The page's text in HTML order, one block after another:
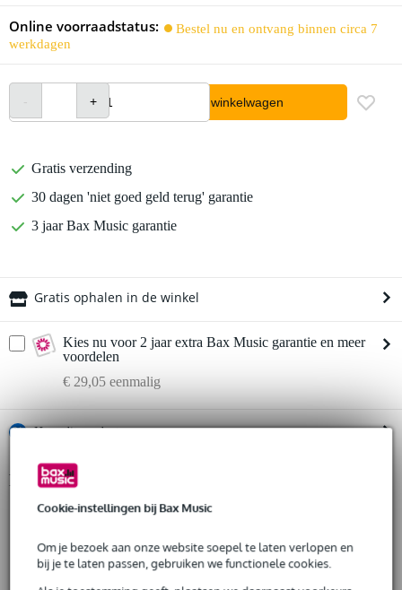
Cookie-instellingen bij Bax Music
Om je bezoek aan onze website soepel te laten verlopen en
bij je te laten passen, gebruiken we functionele cookies.
Online voorraadstatus:
Bestel nu en ontvang binnen circa 7
werkdagen
In winkelwagen
Gratis verzending
30 dagen 'niet goed geld terug' garantie
3 jaar Bax Music garantie
Gratis ophalen in de winkel
Kies nu voor 2 jaar extra Bax Music garantie en meer
voordelen
€ 29,05 eenmalig
% Huur dit product
Huur dit product al vanaf 42 euro per maand
Huur meerdere producten tegelijk: min. € 300,- en max.
Al na 4 maanden maandelijks opzegbaar
De mogelijkheid om je product(en) met korting te kopen
Productinformatie
shortwave radio-ontvanger
radio:
ontvangstgebied: wereldwijd